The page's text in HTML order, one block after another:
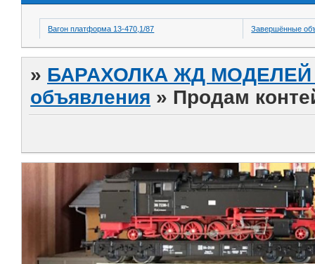
Вагон платформа 13-470,1/87 Завершённые
» БАРАХОЛКА ЖД МОДЕЛЕЙ
объявления » Продам